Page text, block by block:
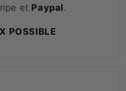
et Paypal.
POSSIBLE